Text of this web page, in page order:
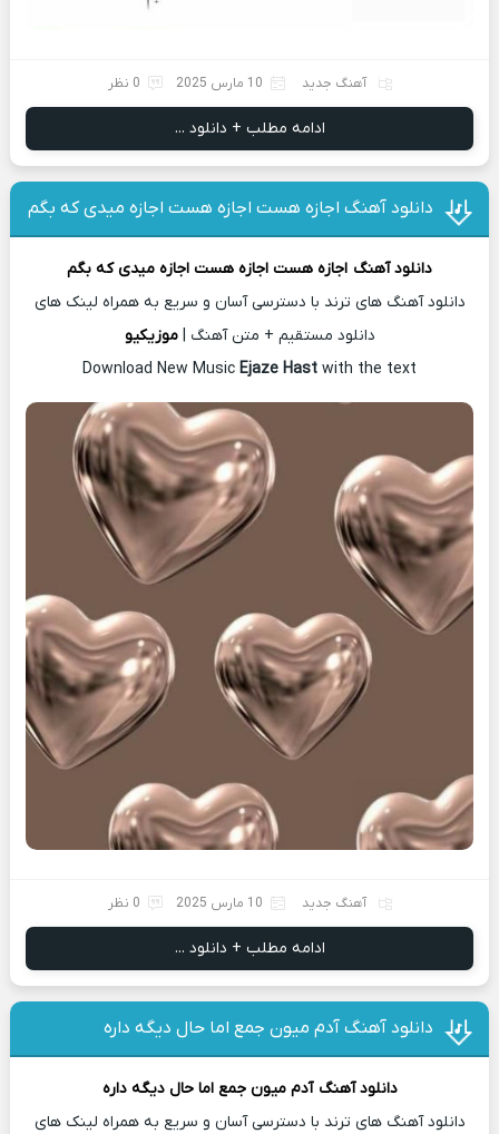
آهنگ جدید 10 مارس 2025 0 نظر
ادامه مطلب + دانلود ...
دانلود آهنگ اجازه هست اجازه هست اجازه میدی که بگم
دانلود آهنگ اجازه هست اجازه هست اجازه میدی که بگم
دانلود آهنگ های ترند با دسترسی آسان و سریع به همراه لینک های
دانلود مستقیم + متن آهنگ | موزیکیو
Download New Music Ejaze Hast with the text
آهنگ جدید 10 مارس 2025 0 نظر
ادامه مطلب + دانلود ...
دانلود آهنگ آدم میون جمع اما حال دیگه داره
دانلود آهنگ آدم میون جمع اما حال دیگه داره
دانلود آهنگ های ترند با دسترسی آسان و سریع به همراه لینک های